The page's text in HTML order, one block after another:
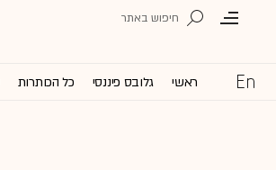
ראשי גלובס פיננסי כל הכותרות